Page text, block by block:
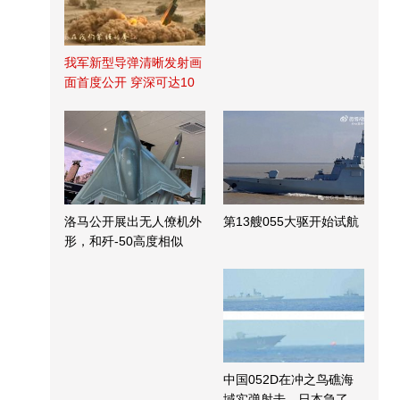
我军新型导弹清晰发射画
面首度公开 穿深可达10
洛马公开展出无人僚机外
形，和歼-50高度相似
第13艘055大驱开始试航
中国052D在冲之鸟礁海